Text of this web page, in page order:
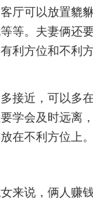
厅可以放置貔
等。夫妻俩还
利方位和不利
接近，可以多
学会及时远离
在不利方位上。
来说，俩人赚